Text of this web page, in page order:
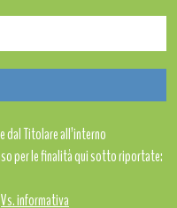
Titolare all’interno
per le finalità qui sotto riportate:
Vs. informativa